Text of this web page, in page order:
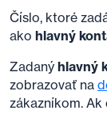
Číslo, ktoré
ako hlavný
Zadaný hlavný
zobrazovať na
zákazníkom.